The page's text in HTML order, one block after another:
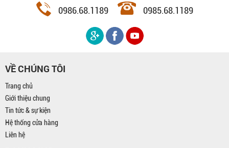
0986.68.1189 0985.68.1189
VỀ CHÚNG TÔI
Trang chủ
Giới thiệu chung
Tin tức & sự kiện
Hệ thống cửa hàng
Liên hệ